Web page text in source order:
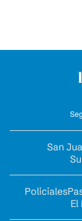
San
Policiales
El